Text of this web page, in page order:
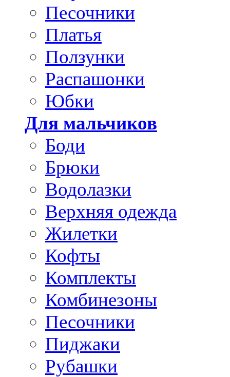
Песочники
Платья
Ползунки
Распашонки
Юбки
Для мальчиков
Боди
Брюки
Водолазки
Верхняя одежда
Жилетки
Кофты
Комплекты
Комбинезоны
Песочники
Пиджаки
Рубашки